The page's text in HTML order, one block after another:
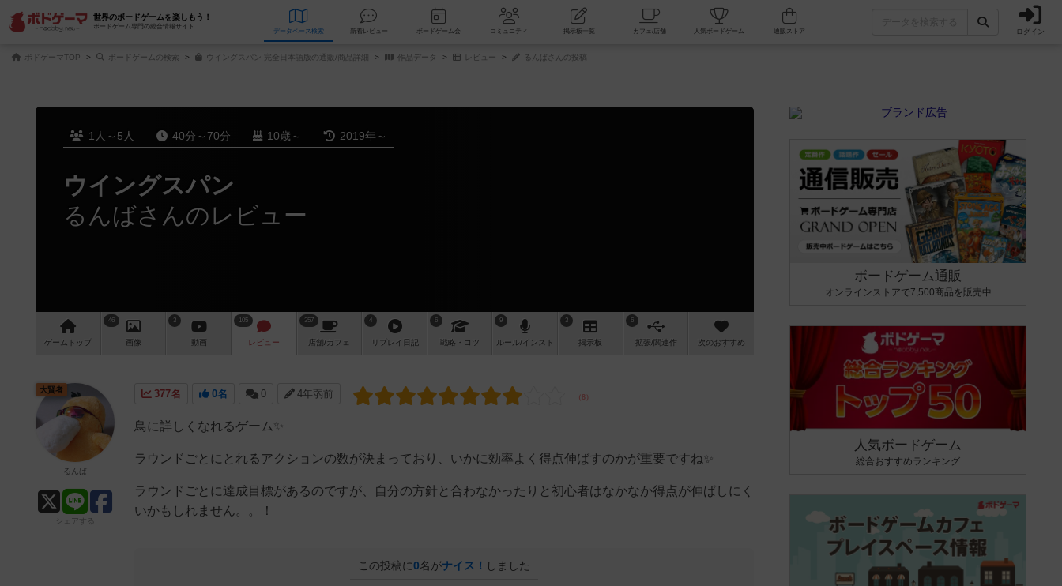
世界のボードゲームを楽しもう！
ボードゲーム専門の総合情報サイト
データベース 検索 新着レビュー ボードゲーム会 コミュニティ 掲示板一覧 カフェ/店舗 人気ボードゲーム ログイン
ボドゲーマTOP ボードゲームの検索 ウイングスパン 完全日本語版の通販/商品詳細 作品データ レビュー るんばさんの投稿
1人～5人 40分～70分 10歳～ 2019年～
ウイングスパン
るんばさんのレビュー
ゲーム トップ
46
画像
3
動画
105
レビュー
357
店舗/カフェ
4
リプレイ 日記
6
戦略 ・コツ
9
ルール/インスト
3
掲示板
6
拡張/関連作 次のおすすめ
377名 0名 0 4年弱前
鳥に詳しくなれるゲーム✨
ラウンドごとにとれるアクションの数が決まっており、いかに効率よく得点伸ばすのかが重要ですね✨
ラウンドごとに達成目標があるのですが、自分の方針と合わなかったりと初心者はなかなか得点が伸ばしにく
いかもしれません。。！
この投稿に0名がナイス！ しました
大賢者
るんば
シェアする
ボードゲーム通販
オンラインストアで7,500商品を販売中
人気ボードゲーム
総合おすすめランキング